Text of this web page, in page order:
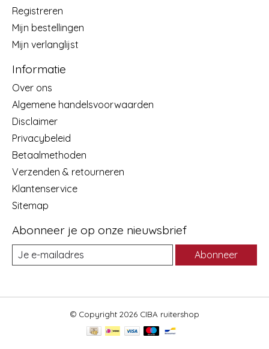
Registreren
Mijn bestellingen
Mijn verlanglijst
Informatie
Over ons
Algemene handelsvoorwaarden
Disclaimer
Privacybeleid
Betaalmethoden
Verzenden & retourneren
Klantenservice
Sitemap
Abonneer je op onze nieuwsbrief
Abonneer
© Copyright 2026 CIBA ruitershop